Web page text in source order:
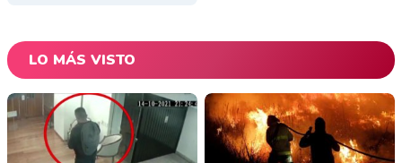
LO MÁS VISTO